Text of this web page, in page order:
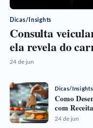
Dicas/Insights
Consulta
ela revela do
24 de jun
Dicas/Insights
Como
com
24 de jun